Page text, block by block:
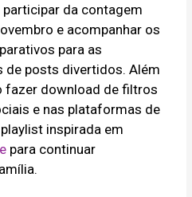
da contagem
e acompanhar os
para as
de posts divertidos. Além
fazer download de filtros
e nas plataformas de
inspirada em
para continuar